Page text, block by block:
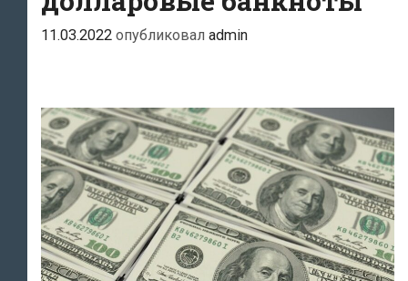
11.03.2022 опубликовал admin